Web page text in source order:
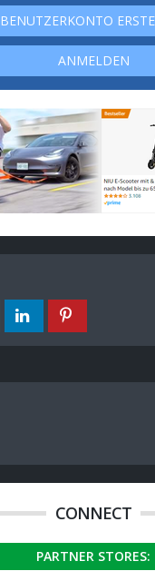
BENUTZERKONTO
ANMELDEN
CONNECT
PARTNER STORES: